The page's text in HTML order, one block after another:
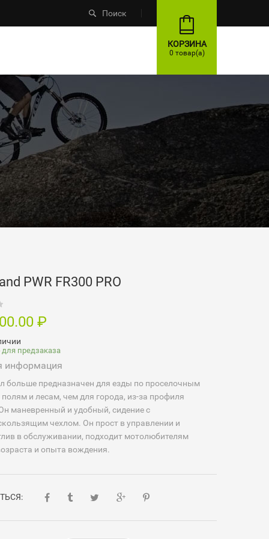
Поиск
КОРЗИНА
0 товар(а)
PWR FR300 PRO
₽
предзаказа
информация
больше предназначен для езды по проселочным
полям и лесам, чем для города, из-за профиля
маневренный и удобный, сидение с
чехлом. Он прост в управлении и
в обслуживании, подходит мотолюбителям
и опыта вождения.